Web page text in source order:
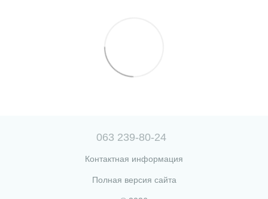
063 239-80-24
Контактная информация
Полная версия сайта